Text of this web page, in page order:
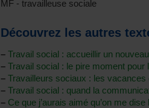
MF - travailleuse sociale
Découvrez les autres
– Travail social : accueillir un
– Travail social : le pire moment pour
– Travailleurs sociaux : les vacances
– Travail social : quand la
– Ce que j’aurais aimé qu’on me